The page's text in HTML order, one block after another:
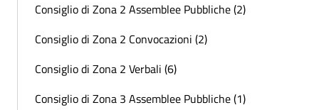
Consiglio di Zona 2 Assemblee Pubbliche (2)
Consiglio di Zona 2 Convocazioni (2)
Consiglio di Zona 2 Verbali (6)
Consiglio di Zona 3 Assemblee Pubbliche (1)